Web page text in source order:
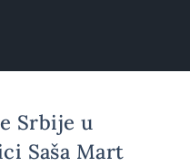
Srbije u
Saša Mart